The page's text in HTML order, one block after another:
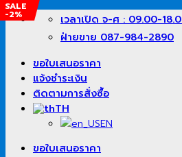
ข้าม
เนื้อหา
เวลาเปิด จ-ศ : 09.00-
ฝ่ายขาย 087-984-2890
ขอใบเสนอราคา
แจ้งชำระเงิน
ติดตามการสั่งซื้อ
TH
EN
ขอใบเสนอราคา
SALE
-2%
SALE
-13%
SALE
-20%